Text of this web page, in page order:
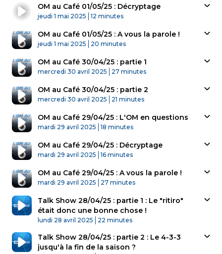
OM au Café 01/05/25 : Décryptage
Published At
jeudi 1 mai 2025 Time
12 minutes
OM au Café 01/05/25 : A vous la parole !
Published At
jeudi 1 mai 2025 Time
20 minutes
OM au Café 30/04/25 : partie 1
Published At
mercredi 30 avril 2025 Time
27 minutes
OM au Café 30/04/25 : partie 2
Published At
mercredi 30 avril 2025 Time
21 minutes
OM au Café 29/04/25 : L'OM en questions
Published At
mardi 29 avril 2025 Time
18 minutes
OM au Café 29/04/25 : Décryptage
Published At
mardi 29 avril 2025 Time
16 minutes
OM au Café 29/04/25 : A vous la parole !
Published At
mardi 29 avril 2025 Time
27 minutes
Talk Show 28/04/25 : partie 1 : Le "ritiro"
était donc une bonne chose !
Published At
lundi 28 avril 2025 Time
22 minutes
Talk Show 28/04/25 : partie 2 : Le 4-3-3
jusqu'à la fin de la saison ?